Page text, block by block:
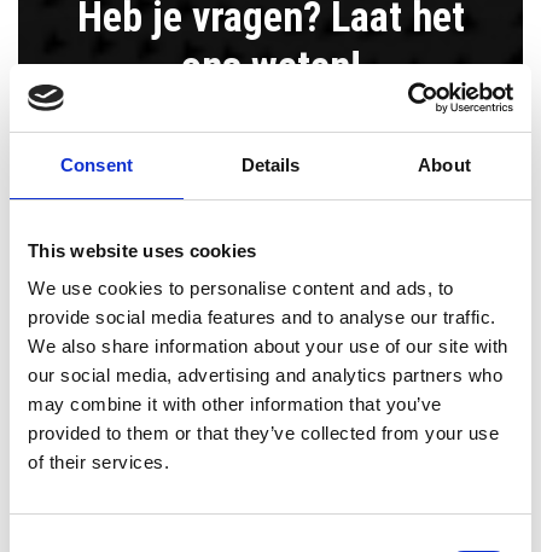
Consent Details About
This website uses cookies
We use cookies to personalise content and ads, to
provide social media features and to analyse our traffic.
We also share information about your use of our site with
our social media, advertising and analytics partners who
may combine it with other information that you’ve
provided to them or that they’ve collected from your use
of their services.
Heb je vragen? Laat het
ons weten!
Gelderlandhaven 7c
3433 PG Nieuwegein
The Netherlands
Telefoon: 085 080 4060
Mail:info@zytec.eu
Bedrijfsnaam *